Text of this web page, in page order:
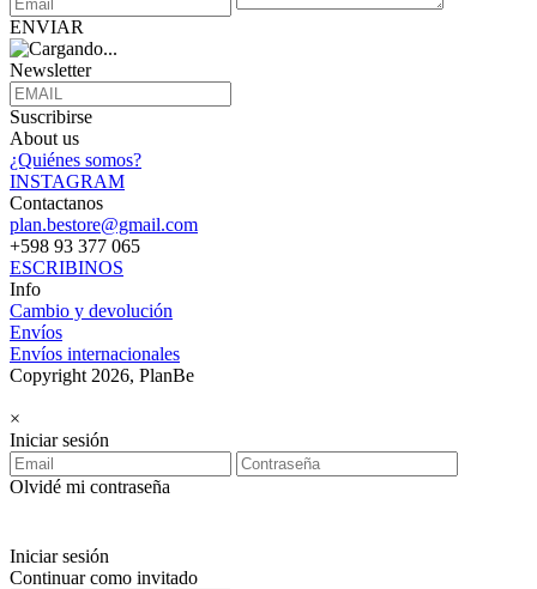
ENVIAR
Newsletter
Suscribirse
About us
¿Quiénes somos?
INSTAGRAM
Contactanos
plan.bestore@gmail.com
+598 93 377 065
ESCRIBINOS
Info
Cambio y devolución
Envíos
Envíos internacionales
Copyright 2026, PlanBe
×
Iniciar sesión
Olvidé mi contraseña
Iniciar sesión
Continuar como invitado